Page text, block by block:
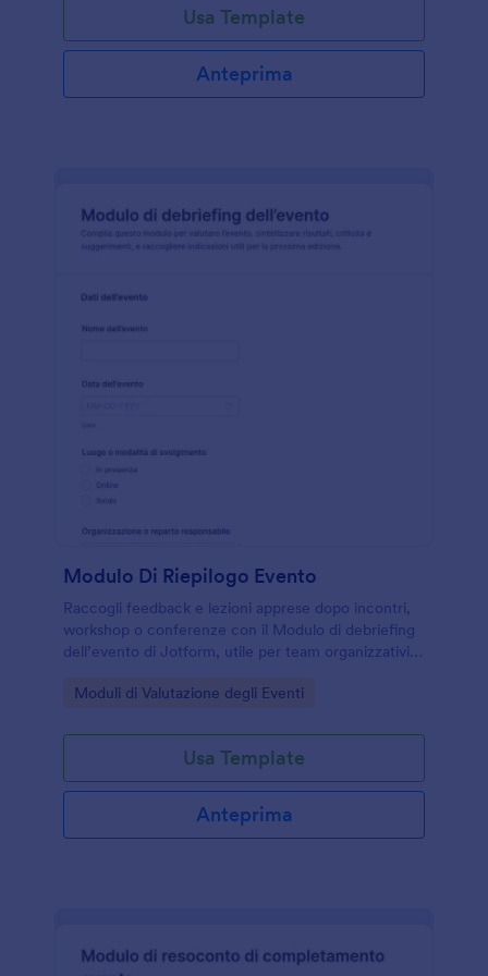
Usa Template
Anteprima
Modulo Di Riepilogo Evento
Raccogli feedback e lezioni apprese dopo incontri,
workshop o conferenze con il Modulo di debriefing
dell’evento di Jotform, utile per team organizzativi
risultati.
Go to Category:
Moduli di Valutazione degli Eventi
Usa Template
Anteprima